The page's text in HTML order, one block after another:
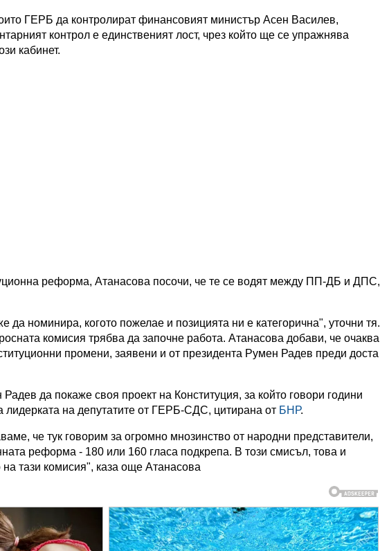
ГЕРБ да контролират финансовият министър Асен Василев,
контрол е единственият лост, чрез който ще се упражнява
кабинет.
реформа, Атанасова посочи, че те се водят между ПП-ДБ и ДПС,
да номинира, когото пожелае и позицията ни е категорична", уточни тя.
комисия трябва да започне работа. Атанасова добави, че очаква
промени, заявени и от президента Румен Радев преди доста
да покаже своя проект на Конституция, за който говори години
лидерката на депутатите от ГЕРБ-СДС, цитирана от БНР.
че тук говорим за огромно мнозинство от народни представители,
реформа - 180 или 160 гласа подкрепа. В този смисъл, това и
тази комисия", каза още Атанасова